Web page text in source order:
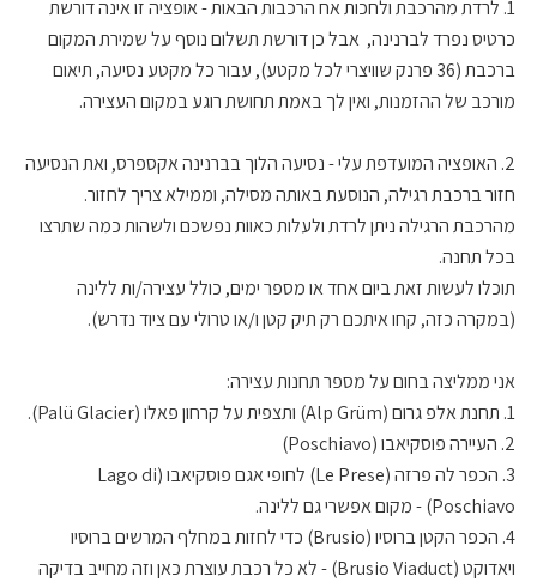
1. לרדת מהרכבת ולחכות אח הרכבות הבאות - אופציה זו אינה דורשת
כרטיס נפרד לברנינה, אבל כן דורשת תשלום נוסף על שמירת המקום
ברכבת (36 פרנק שוויצרי לכל מקטע), עבור כל מקטע נסיעה, תיאום
מורכב של ההזמנות, ואין לך באמת תחושת רוגע במקום העצירה.
2. האופציה המועדפת עלי - נסיעה הלוך בברנינה אקספרס, ואת הנסיעה
חזור ברכבת רגילה, הנוסעת באותה מסילה, וממילא צריך לחזור.
מהרכבת הרגילה ניתן לרדת ולעלות כאוות נפשכם ולשהות כמה שתרצו
בכל תחנה.
תוכלו לעשות זאת ביום אחד או מספר ימים, כולל עצירה/ות ללינה
(במקרה כזה, קחו איתכם רק תיק קטן ו/או טרולי עם ציוד נדרש).
אני ממליצה בחום על מספר תחנות עצירה:
1. תחנת
אלפ גרום (Alp Grüm) ותצפית על
קרחון פאלו (Palü Glacier).
2. העיירה פוסקיאבו (Poschiavo)
3.
הכפר לה פרזה (Le Prese) לחופי אגם פוסקיאבו (Lago di
Poschiavo) - מקום אפשרי גם ללינה.
4. הכפר הקטן ברוסיו (Brusio) כדי לחזות במחלף המרשים
ברוסיו
ויאדוקט (Brusio Viaduct) - לא כל רכבת עוצרת כאן וזה מחייב בדיקה